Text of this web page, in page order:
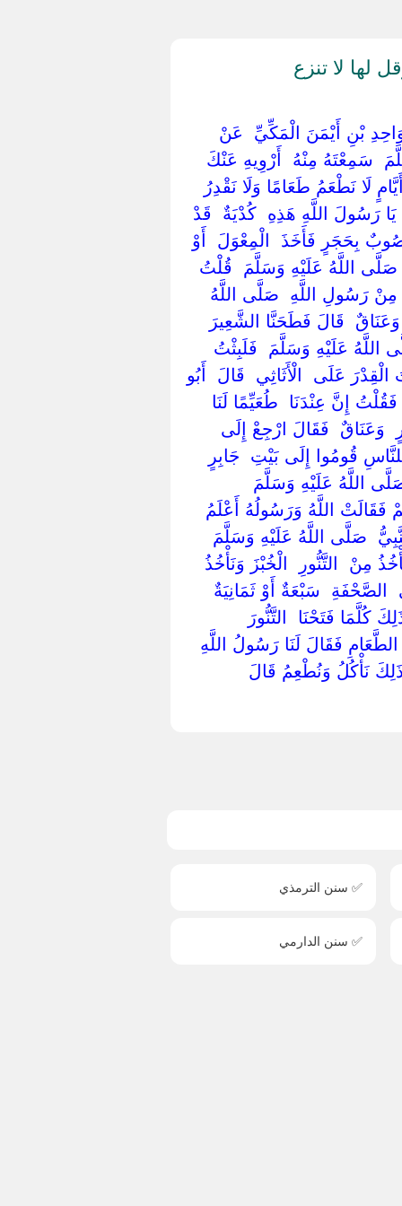
لا تنزع
بْنِ أَيْمَنَ الْمَكِّيِّ ‏ ‏عَنْ
‏سَمِعْتَهُ مِنْهُ ‏ ‏أَرْوِيهِ عَنْكَ
لَا نَطْعَمُ طَعَامًا وَلَا نَقْدِرُ
رَسُولَ اللَّهِ هَذِهِ ‏ ‏كُدْيَةٌ ‏ ‏قَدْ
بِحَجَرٍ فَأَخَذَ ‏ ‏الْمِعْوَلَ ‏ ‏أَوْ
‏صَلَّى اللَّهُ عَلَيْهِ وَسَلَّمَ ‏ ‏قُلْتُ
رَسُولِ اللَّهِ ‏ ‏صَلَّى اللَّهُ
‏قَالَ فَطَحَنَّا الشَّعِيرَ
اللَّهُ عَلَيْهِ وَسَلَّمَ ‏ ‏فَلَبِثْتُ
عَلَى ‏ ‏الْأَثَاثِي ‏ ‏قَالَ ‏ ‏أَبُو
إِنَّ عِنْدَنَا ‏ ‏طُعَيِّمًا لَنَا
‏فَقَالَ ارْجِعْ إِلَى
قُومُوا إِلَى بَيْتِ ‏ ‏جَابِرٍ
اللَّهُ عَلَيْهِ وَسَلَّمَ
فَقَالَتْ اللَّهُ وَرَسُولُهُ أَعْلَمُ
‏صَلَّى اللَّهُ عَلَيْهِ وَسَلَّمَ
مِنْ ‏ ‏التَّنُّورِ ‏ ‏الْخُبْزَ وَنَأْخُذُ
‏سَبْعَةٌ أَوْ ثَمَانِيَةٌ
كُلَّمَا فَتَحْنَا ‏ ‏التَّنُّورَ
فَقَالَ لَنَا رَسُولُ اللَّهِ
نَأْكُلُ وَنُطْعِمُ قَالَ
✅ سنن الترمذي
✅ سنن الدارمي